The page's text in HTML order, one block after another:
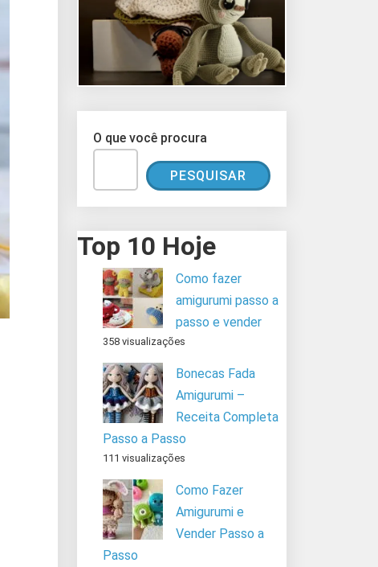
O que você procura
PESQUISAR
Top 10 Hoje
Como fazer
amigurumi passo a
passo e vender
358 visualizações
Bonecas Fada
Amigurumi –
Receita Completa
Passo a Passo
111 visualizações
Como Fazer
Amigurumi e
Vender Passo a
Passo